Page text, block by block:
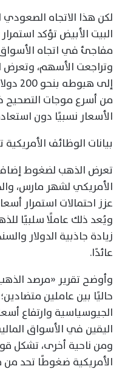
لكن هذا الاتجاه
البيت الأبيض تؤكد
مفاجئ في اتجاه
وتراجعت الأسهم،
إلى
من أسرع موجات التصحيح
الأسعار نسبيًا دون
بيانات الوظائف
تعرض الذهب لضغوط
الأمريكي لشهر مارس،
عزز احتمالات استمرار
ويُعد ذلك عاملًا سلبيًا
زيادة جاذبية الدولار
عائدًا.
وأوضح تقرير «مرصد
حاليًا بين عاملين
الجيوسياسية وارتفاع
اليقين في الأسواق
ومن ناحية أخرى، تشكل
الأمريكية ضغوطًا تحد